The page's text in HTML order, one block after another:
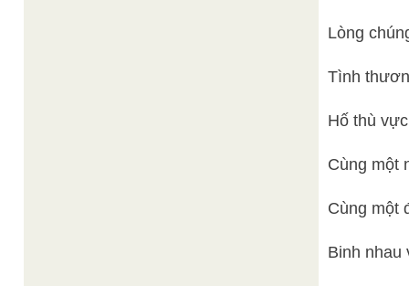
Lòng
Tình
Hố thù
Cùng một
Cùng một
Binh nhau